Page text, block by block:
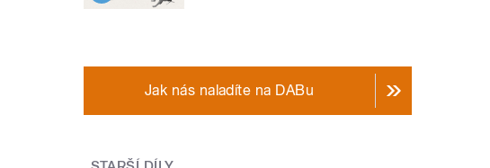
Jak nás naladíte na DABu